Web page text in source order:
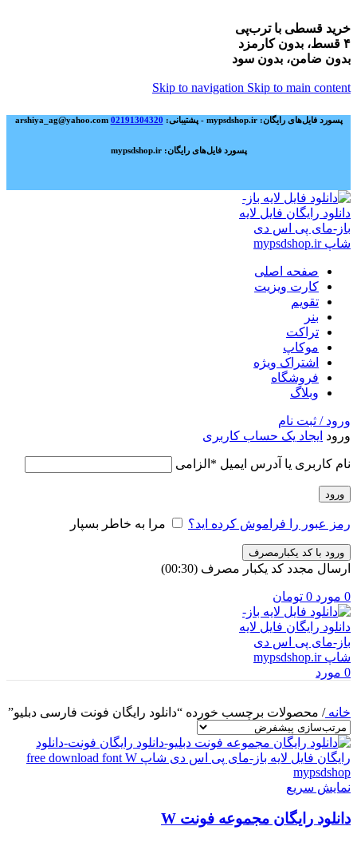
خرید قسطی با ترب‌پی
۴ قسط، بدون کارمزد
بدون ضامن، بدون سود
Skip to navigation Skip to main content
پسورد فایل‌های رایگان: mypsdshop.ir - پشتیبانی: arshiya_ag@yahoo.com 02191304320
پسورد فایل‌های رایگان: mypsdshop.ir
صفحه اصلی
کارت ویزیت
تقویم
بنر
تراکت
موکاپ
اشتراک ویژه
فروشگاه
وبلاگ
ورود / ثبت نام
ورود ایجاد یک حساب کاربری
نام کاربری یا آدرس ایمیل * الزامی
ورود
رمز عبور را فراموش کرده اید؟ مرا به خاطر بسپار
ورود با کد یکبارمصرف
ارسال مجدد کد یکبار مصرف (00:
30
)
0 مورد 0 تومان
0 مورد
خانه/ محصولات برچسب خورده “دانلود رایگان فونت فارسی دبلیو”
نمایش سریع
دانلود رایگان مجموعه فونت W